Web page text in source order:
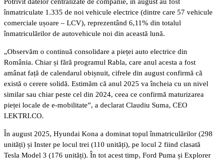
înmatriculate 1.335 de noi vehicule electrice (dintre care 57 vehicule
comerciale ușoare – LCV), reprezentând 6,11% din totalul
înmatriculărilor de autovehicule noi din această lună.
„Observăm o continuă consolidare a pieței auto electrice din
România. Chiar și fără programul Rabla, care anul acesta a fost
amânat față de calendarul obișnuit, cifrele din august confirmă că
există o cerere solidă. Estimăm că anul 2025 va încheia cu un nivel
similar sau chiar peste cel din 2024, ceea ce confirmă maturizarea
pieței locale de e-mobilitate”, a declarat Claudiu Suma, CEO
LEKTRI.CO.
În august 2025, Hyundai Kona a dominat topul înmatriculărilor (298
unități) și Inster pe locul trei (110 unități), pe locul 2 fiind clasată
Tesla Model 3 (176 unități). În tot acest timp, Ford Puma și Explorer